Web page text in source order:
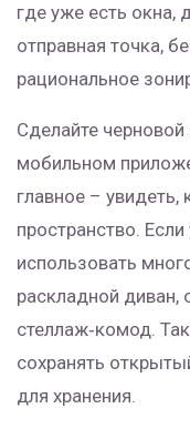
где уже есть окна,
отправная точка,
рациональное
Сделайте черновой
мобильном
главное –
пространство.
использовать
раскладной диван,
стеллаж‑комод.
сохранять
для хранения.